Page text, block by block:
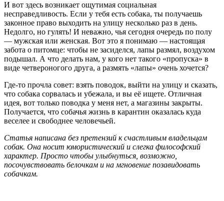
И вот здесь возникает ощутимая социальная
несправедливость. Если у тебя есть собака, ты получаешь
законное право выходить на улицу несколько раз в день.
Недолго, но гулять! И неважно, чья сегодня очередь по полу
— мужская или женская. Вот это я понимаю — настоящая
забота о питомце: чтобы не засиделся, лапы размял, воздухом
подышал. А что делать нам, у кого нет такого «пропуска» в
виде четвероногого друга, а размять «лапы» очень хочется?
Где-то прочла совет: взять поводок, выйти на улицу и сказать,
что собака сорвалась и убежала, и вы её ищете. Отличная
идея, вот только поводка у меня нет, а магазины закрыты.
Получается, что собачья жизнь в карантин оказалась куда
веселее и свободнее человечьей.
Статья написана без претензий к счастливым владельцам
собак. Она носит юмористический и слегка философский
характер. Просто чтобы улыбнуться, возможно,
посочувствовать белочкам и на мгновение позавидовать
собачкам.